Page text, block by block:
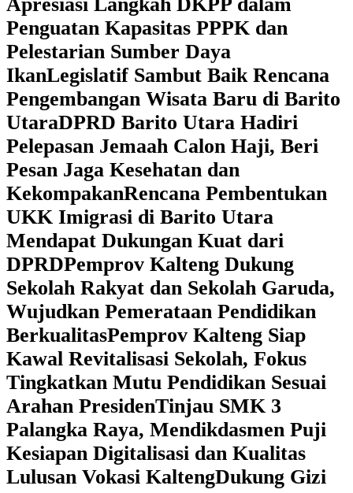
Penguatan Kapasitas PPPK dan
Pelestarian Sumber Daya
IkanLegislatif Sambut Baik Rencana
Pengembangan Wisata Baru di Barito
UtaraDPRD Barito Utara Hadiri
Pelepasan Jemaah Calon Haji, Beri
Pesan Jaga Kesehatan dan
KekompakanRencana Pembentukan
UKK Imigrasi di Barito Utara
Mendapat Dukungan Kuat dari
DPRD‎Pemprov Kalteng Dukung
Sekolah Rakyat dan Sekolah Garuda,
Wujudkan Pemerataan Pendidikan
Berkualitas‎Pemprov Kalteng Siap
Kawal Revitalisasi Sekolah, Fokus
Tingkatkan Mutu Pendidikan Sesuai
Arahan Presiden‎Tinjau SMK 3
Palangka Raya, Mendikdasmen Puji
Kesiapan Digitalisasi dan Kualitas
Lulusan Vokasi Kalteng‎Dukung Gizi